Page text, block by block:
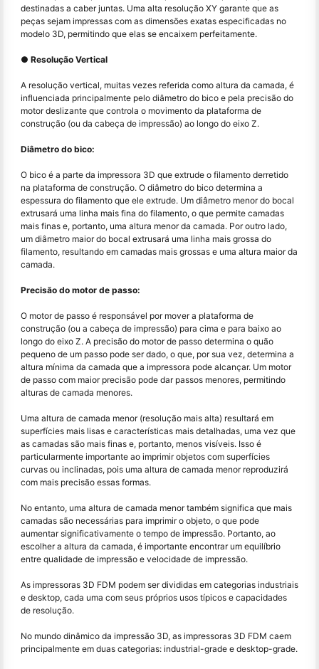
destinadas a caber juntas. Uma alta resolução XY garante que as
peças sejam impressas com as dimensões exatas especificadas no
modelo 3D, permitindo que elas se encaixem perfeitamente.
● Resolução Vertical
A resolução vertical, muitas vezes referida como altura da camada, é
influenciada principalmente pelo diâmetro do bico e pela precisão do
motor deslizante que controla o movimento da plataforma de
construção (ou da cabeça de impressão) ao longo do eixo Z.
Diâmetro do bico:
O bico é a parte da impressora 3D que extrude o filamento derretido
na plataforma de construção. O diâmetro do bico determina a
espessura do filamento que ele extrude. Um diâmetro menor do bocal
extrusará uma linha mais fina do filamento, o que permite camadas
mais finas e, portanto, uma altura menor da camada. Por outro lado,
um diâmetro maior do bocal extrusará uma linha mais grossa do
filamento, resultando em camadas mais grossas e uma altura maior da
camada.
Precisão do motor de passo:
O motor de passo é responsável por mover a plataforma de
construção (ou a cabeça de impressão) para cima e para baixo ao
longo do eixo Z. A precisão do motor de passo determina o quão
pequeno de um passo pode ser dado, o que, por sua vez, determina a
altura mínima da camada que a impressora pode alcançar. Um motor
de passo com maior precisão pode dar passos menores, permitindo
alturas de camada menores.
Uma altura de camada menor (resolução mais alta) resultará em
superfícies mais lisas e características mais detalhadas, uma vez que
as camadas são mais finas e, portanto, menos visíveis. Isso é
particularmente importante ao imprimir objetos com superfícies
curvas ou inclinadas, pois uma altura de camada menor reproduzirá
com mais precisão essas formas.
No entanto, uma altura de camada menor também significa que mais
camadas são necessárias para imprimir o objeto, o que pode
aumentar significativamente o tempo de impressão. Portanto, ao
escolher a altura da camada, é importante encontrar um equilíbrio
entre qualidade de impressão e velocidade de impressão.
As impressoras 3D FDM podem ser divididas em categorias industriais
e desktop, cada uma com seus próprios usos típicos e capacidades
de resolução.
No mundo dinâmico da impressão 3D, as impressoras 3D FDM caem
principalmente em duas categorias: industrial-grade e desktop-grade.